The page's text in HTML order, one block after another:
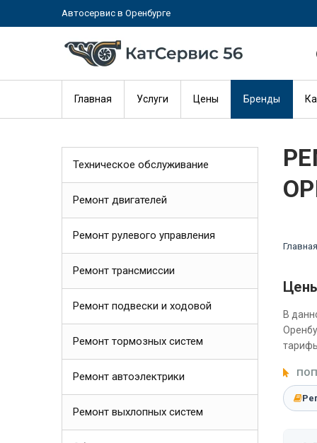
Автосервис в Оренбурге
Главная Услуги Цены Бренды
Главная
В
Техническое обслуживание
Ремонт двигателей
Ремонт рулевого управления
Ремонт трансмиссии
Ремонт подвески и ходовой
Ремонт тормозных систем
Ремонт автоэлектрики
Ремонт выхлопных систем